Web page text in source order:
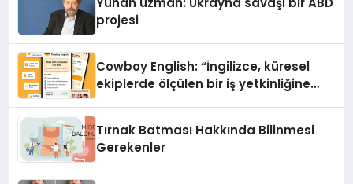
projesi
Cowboy English: “İngilizce, küresel
ekiplerde ölçülen bir iş yetkinliğine
Tırnak Batması Hakkında Bilinmesi
Gerekenler